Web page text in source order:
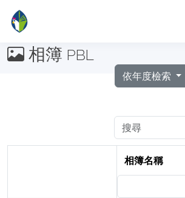
相簿 PBL
依年度檢索
相簿名稱